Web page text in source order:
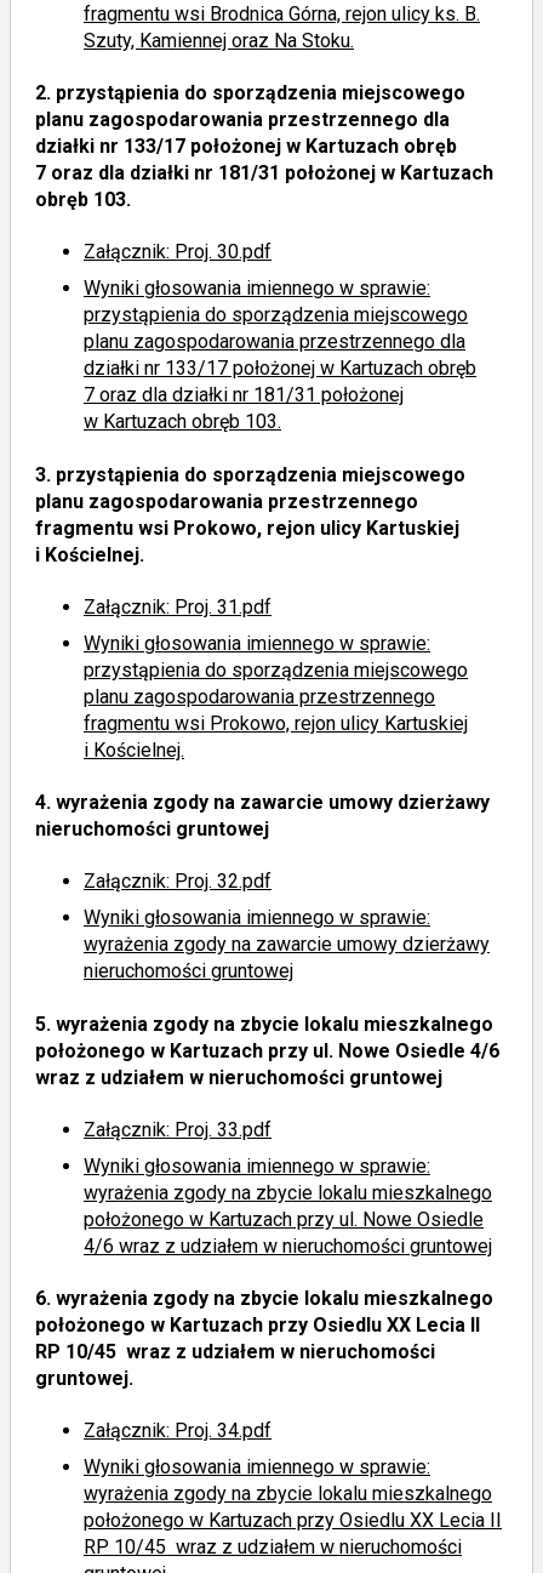
fragmentu wsi Brodnica Górna, rejon ulicy ks. B.
Szuty, Kamiennej oraz Na Stoku.
2. przystąpienia do sporządzenia miejscowego
planu zagospodarowania przestrzennego dla
działki nr 133/17 położonej w Kartuzach obręb
7 oraz dla działki nr 181/31 położonej w Kartuzach
obręb 103.
Załącznik: Proj. 30.pdf
Wyniki głosowania imiennego w sprawie:
przystąpienia do sporządzenia miejscowego
planu zagospodarowania przestrzennego dla
działki nr 133/17 położonej w Kartuzach obręb
7 oraz dla działki nr 181/31 położonej
w Kartuzach obręb 103.
3. przystąpienia do sporządzenia miejscowego
planu zagospodarowania przestrzennego
fragmentu wsi Prokowo, rejon ulicy Kartuskiej
i Kościelnej.
Załącznik: Proj. 31.pdf
Wyniki głosowania imiennego w sprawie:
przystąpienia do sporządzenia miejscowego
planu zagospodarowania przestrzennego
fragmentu wsi Prokowo, rejon ulicy Kartuskiej
i Kościelnej.
4. wyrażenia zgody na zawarcie umowy dzierżawy
nieruchomości gruntowej
Załącznik: Proj. 32.pdf
Wyniki głosowania imiennego w sprawie:
wyrażenia zgody na zawarcie umowy dzierżawy
nieruchomości gruntowej
5. wyrażenia zgody na zbycie lokalu mieszkalnego
położonego w Kartuzach przy ul. Nowe Osiedle 4/6
wraz z udziałem w nieruchomości gruntowej
Załącznik: Proj. 33.pdf
Wyniki głosowania imiennego w sprawie:
wyrażenia zgody na zbycie lokalu mieszkalnego
położonego w Kartuzach przy ul. Nowe Osiedle
4/6 wraz z udziałem w nieruchomości gruntowej
6. wyrażenia zgody na zbycie lokalu mieszkalnego
położonego w Kartuzach przy Osiedlu XX Lecia II
RP 10/45 wraz z udziałem w nieruchomości
gruntowej.
Załącznik: Proj. 34.pdf
Wyniki głosowania imiennego w sprawie:
wyrażenia zgody na zbycie lokalu mieszkalnego
położonego w Kartuzach przy Osiedlu XX Lecia II
RP 10/45 wraz z udziałem w nieruchomości